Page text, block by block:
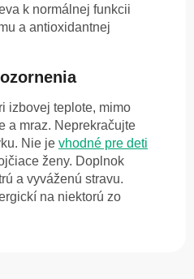
k normálnej funkcii
a antioxidantnej
izbovej teplote, mimo
a mraz. Neprekračujte
Nie je vhodné pre deti
ženy. Doplnok
a vyváženú stravu.
na niektorú zo